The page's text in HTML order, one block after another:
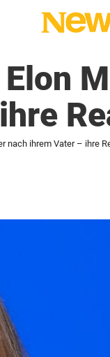
nach ihrem Vater – ihre